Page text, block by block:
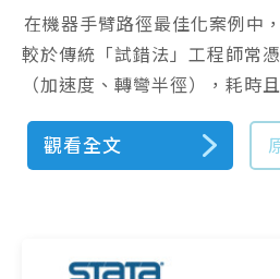
在機器手臂路徑最佳化案例
較於傳統「試錯法」工程師常
（加速度、轉彎半徑），耗時
痛點。
觀看全文